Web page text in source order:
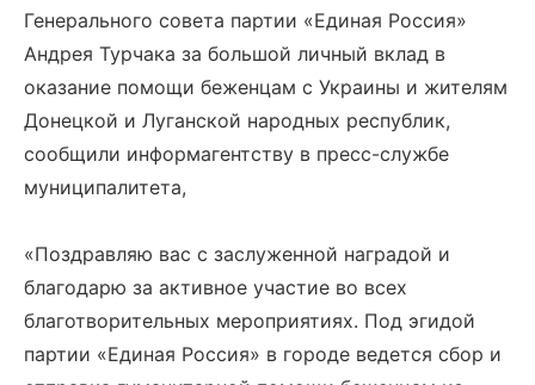
Генерального совета партии «Единая Россия»
Андрея Турчака за большой личный вклад в
оказание помощи беженцам с Украины и жителям
Донецкой и Луганской народных республик,
сообщили информагентству в пресс-службе
муниципалитета,
«Поздравляю вас с заслуженной наградой и
благодарю за активное участие во всех
благотворительных мероприятиях. Под эгидой
партии «Единая Россия» в городе ведется сбор и